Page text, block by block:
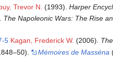
Trevor N. (1993). Harper
The Napoleonic Wars: The Rise
Kagan, Frederick W. (2006).
5
Mémoires de Masséna